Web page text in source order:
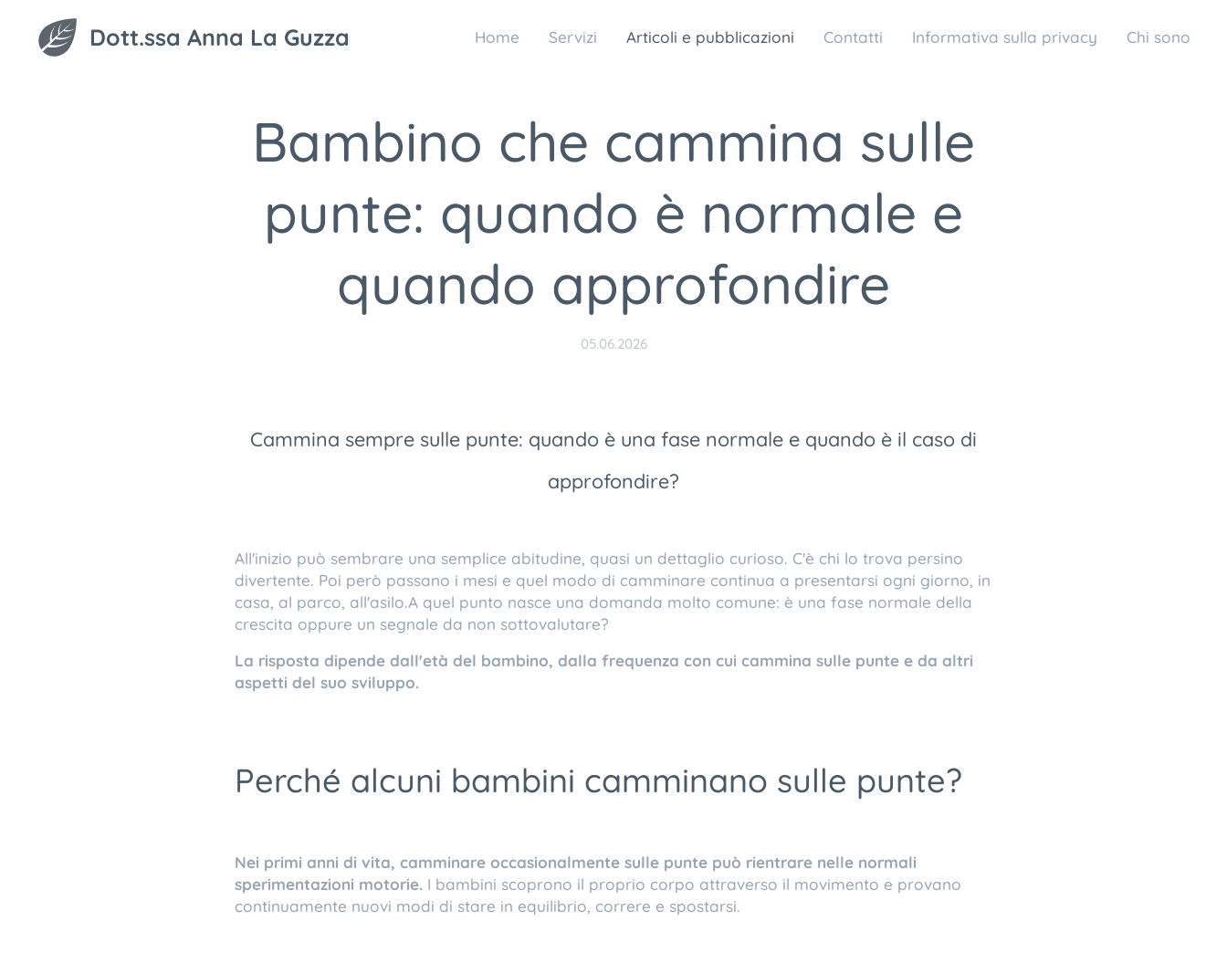
Dott.ssa Anna La Guzza Home Servizi Articoli e pubblicazioni Contatti Informativa sulla privacy Chi sono
Bambino che cammina sulle
punte: quando è normale e
quando approfondire
05.06.2026
Cammina sempre sulle punte: quando è una fase normale e quando è il caso di
approfondire?
All'inizio può sembrare una semplice abitudine, quasi un dettaglio curioso. C'è chi lo trova persino
divertente. Poi però passano i mesi e quel modo di camminare continua a presentarsi ogni giorno, in
casa, al parco, all'asilo.A quel punto nasce una domanda molto comune: è una fase normale della
crescita oppure un segnale da non sottovalutare?
La risposta dipende dall'età del bambino, dalla frequenza con cui cammina sulle punte e da altri
aspetti del suo sviluppo.
Perché alcuni bambini camminano sulle punte?
Nei primi anni di vita, camminare occasionalmente sulle punte può rientrare nelle normali
sperimentazioni motorie. I bambini scoprono il proprio corpo attraverso il movimento e provano
continuamente nuovi modi di stare in equilibrio, correre e spostarsi.